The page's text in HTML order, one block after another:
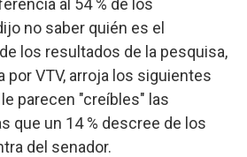
al 54 % de los
no saber quién es el
los resultados de la pesquisa,
por VTV, arroja los siguientes
parecen "creíbles" las
que un 14 % descree de los
del senador.